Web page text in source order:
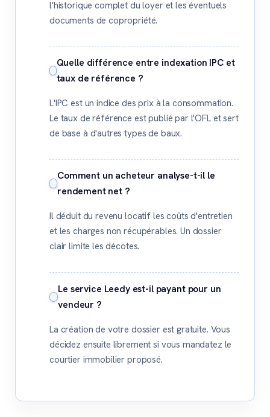
l'historique complet du loyer et les éventuels
documents de copropriété.
Quelle différence entre indexation IPC et
taux de référence ?
L'IPC est un indice des prix à la consommation.
Le taux de référence est publié par l'OFL et sert
de base à d'autres types de baux.
Comment un acheteur analyse-t-il le
rendement net ?
Il déduit du revenu locatif les coûts d'entretien
et les charges non récupérables. Un dossier
clair limite les décotes.
Le service Leedy est-il payant pour un
vendeur ?
La création de votre dossier est gratuite. Vous
décidez ensuite librement si vous mandatez le
courtier immobilier proposé.